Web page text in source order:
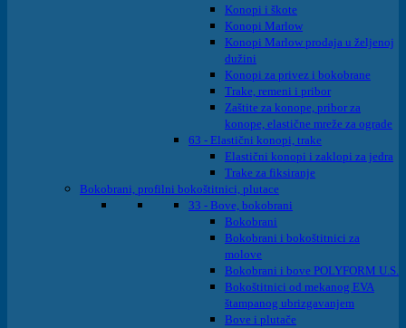
Konopi i škote
Konopi Marlow
Konopi Marlow prodaja u željenoj
dužini
Konopi za privez i bokobrane
Trake, remeni i pribor
Zaštite za konope, pribor za
konope, elastične mreže za ograde
63 - Elastični konopi, trake
Elastični konopi i zaklopi za jedra
Trake za fiksiranje
Bokobrani, profilni bokoštitnici, plutace
33 - Bove, bokobrani
Bokobrani
Bokobrani i bokoštitnici za
molove
Bokobrani i bove POLYFORM U.S.
Bokoštitnici od mekanog EVA
štampanog ubrizgavanjem
Bove i plutače